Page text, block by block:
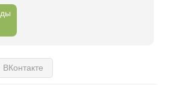
ВКонтакте
делай видео-обзор и зарабатывайт